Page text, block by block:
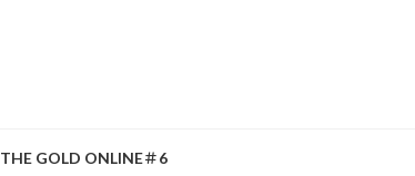
THE GOLD ONLINE＃6